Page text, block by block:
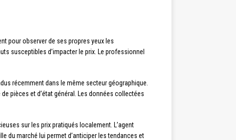
pour observer de ses propres yeux les
susceptibles d’impacter le prix. Le professionnel
récemment dans le même secteur géographique.
pièces et d’état général. Les données collectées
sur les prix pratiqués localement. L’agent
du marché lui permet d’anticiper les tendances et